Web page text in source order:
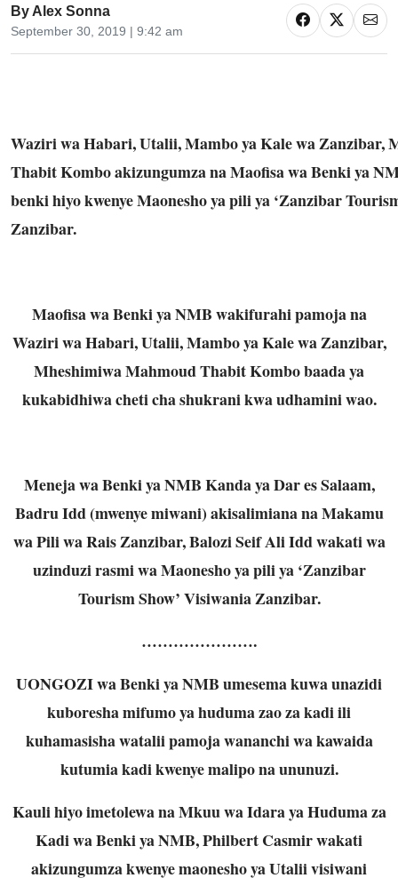
By Alex Sonna
September 30, 2019 | 9:42 am
Waziri wa Habari, Utalii, Mambo ya Kale wa Zanzibar,
Thabit Kombo akizungumza na Maofisa wa Benki ya
benki hiyo kwenye Maonesho ya pili ya ‘Zanzibar
Zanzibar.
Maofisa wa Benki ya NMB wakifurahi pamoja na
Waziri wa Habari, Utalii, Mambo ya Kale wa Zanzibar,
Mheshimiwa Mahmoud Thabit Kombo baada ya
kukabidhiwa cheti cha shukrani kwa udhamini wao.
Meneja wa Benki ya NMB Kanda ya Dar es Salaam,
Badru Idd (mwenye miwani) akisalimiana na Makamu
wa Pili wa Rais Zanzibar, Balozi Seif Ali Idd wakati wa
uzinduzi rasmi wa Maonesho ya pili ya ‘Zanzibar
Tourism Show’ Visiwania Zanzibar.
………………….
UONGOZI wa Benki ya NMB umesema kuwa unazidi
kuboresha mifumo ya huduma zao za kadi ili
kuhamasisha watalii pamoja wananchi wa kawaida
kutumia kadi kwenye malipo na ununuzi.
Kauli hiyo imetolewa na Mkuu wa Idara ya Huduma za
Kadi wa Benki ya NMB, Philbert Casmir wakati
akizungumza kwenye maonesho ya Utalii visiwani